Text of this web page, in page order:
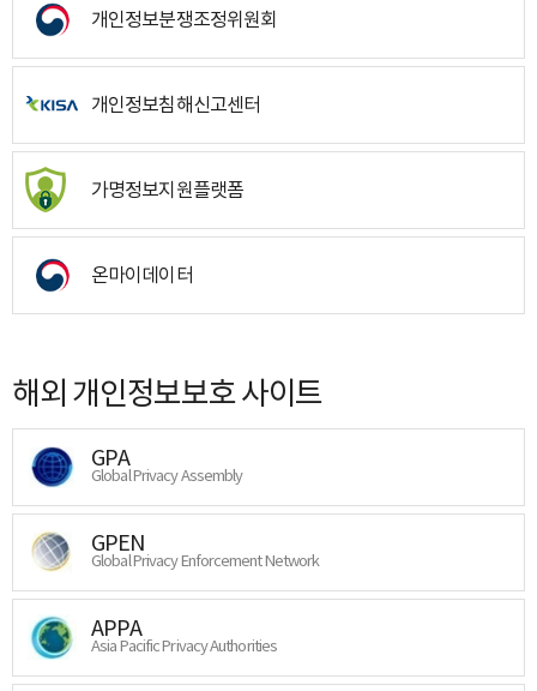
개인정보분쟁조정위원회
개인정보침해신고센터
가명정보지원플랫폼
온마이데이터
해외 개인정보보호 사이트
GPA
Global Privacy Assembly
GPEN
Global Privacy Enforcement Network
APPA
Asia Pacific Privacy Authorities